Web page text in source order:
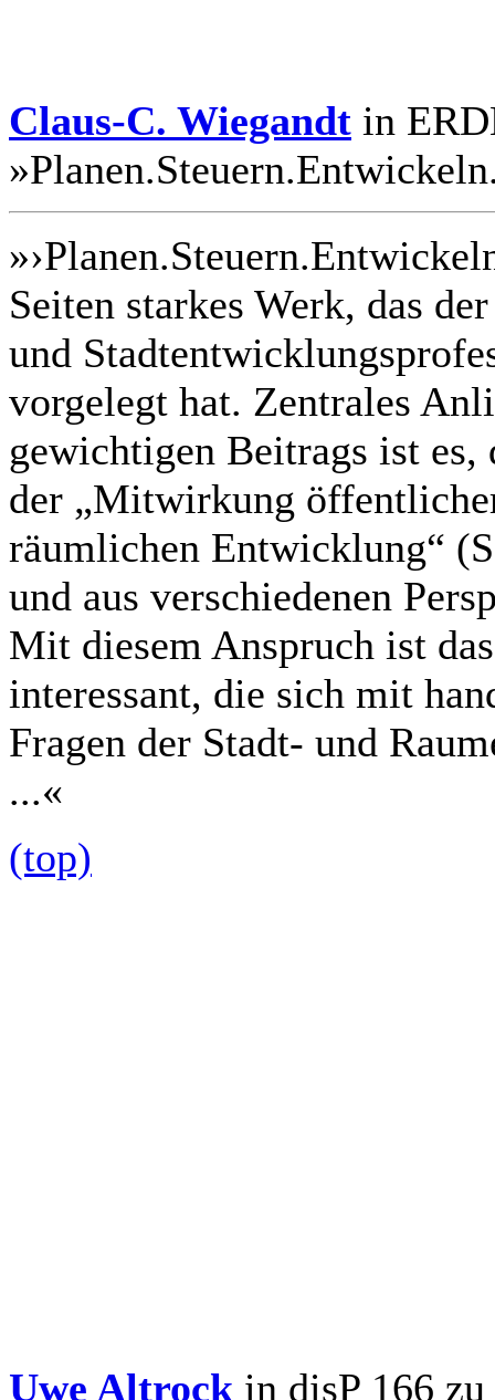
Claus-C. Wiegandt in
Seiten starkes Werk, das
und
vorgelegt hat. Zentrales
gewichtigen Beitrags ist
der „Mitwirkung
räumlichen Entwicklung“
und aus verschiedenen
Mit diesem Anspruch ist
interessant, die sich mit
Fragen der Stadt- und
...«
(top)
Uwe Altrock in disP 166